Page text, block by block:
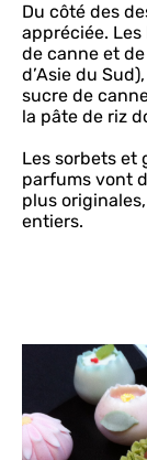
Du côté des
appréciée.
de canne et
d’Asie du
sucre de
la pâte de riz
Les sorbets et
parfums vont
plus
entiers.